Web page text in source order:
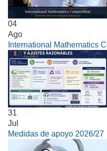
04
Ago
International Mathematics
31
Jul
Medidas de apoyo 2026/27